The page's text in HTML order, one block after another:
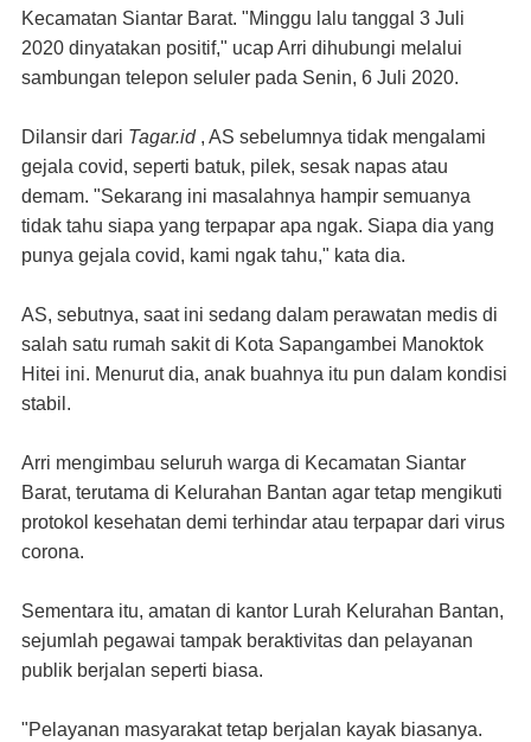
Kecamatan Siantar Barat. "Minggu lalu tanggal 3 Juli
2020 dinyatakan positif," ucap Arri dihubungi melalui
sambungan telepon seluler pada Senin, 6 Juli 2020.
Dilansir dari Tagar.id , AS sebelumnya tidak mengalami
gejala covid, seperti batuk, pilek, sesak napas atau
demam. "Sekarang ini masalahnya hampir semuanya
tidak tahu siapa yang terpapar apa ngak. Siapa dia yang
punya gejala covid, kami ngak tahu," kata dia.
AS, sebutnya, saat ini sedang dalam perawatan medis di
salah satu rumah sakit di Kota Sapangambei Manoktok
Hitei ini. Menurut dia, anak buahnya itu pun dalam kondisi
stabil.
Arri mengimbau seluruh warga di Kecamatan Siantar
Barat, terutama di Kelurahan Bantan agar tetap mengikuti
protokol kesehatan demi terhindar atau terpapar dari virus
corona.
Sementara itu, amatan di kantor Lurah Kelurahan Bantan,
sejumlah pegawai tampak beraktivitas dan pelayanan
publik berjalan seperti biasa.
"Pelayanan masyarakat tetap berjalan kayak biasanya.